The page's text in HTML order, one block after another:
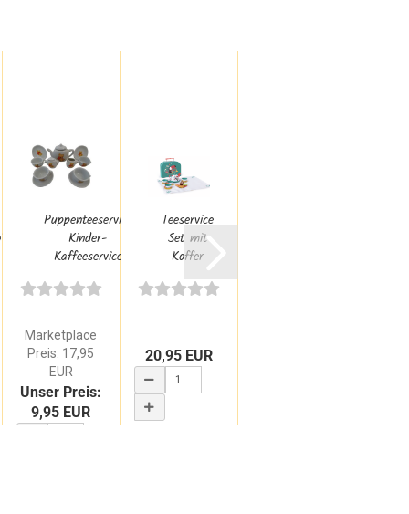
Puppenteeservice
Kinder-
Kaffeeservice
Marketplace
Preis: 17,95
EUR
Unser Preis:
9,95 EUR
Teeservice
Set mit
Koffer
Kinder
20,95 EUR